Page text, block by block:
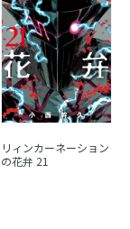
リィンカーネーション
の花弁 21